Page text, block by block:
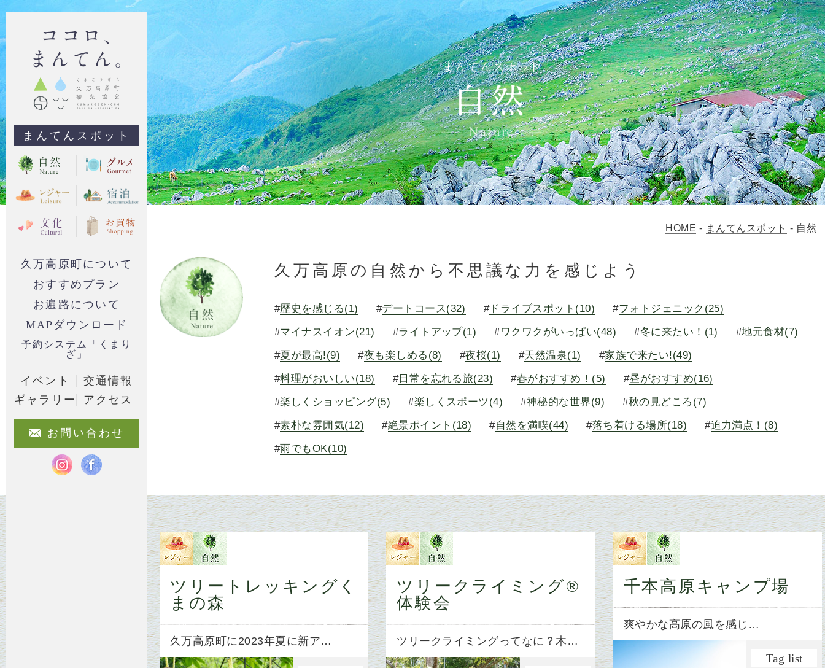
まんてんスポット
久万高原町について
おすすめプラン
お遍路について
MAPダウンロード
予約システム「くまり
ざ」
イベント
交通情報
ギャラリー
アクセス
お問い合わせ
HOME - まんてんスポット - 自然
久万高原の自然から不思議な力を感じよう
#歴史を感じる(1) #デートコース(32) #ドライブスポット(10) #フォトジェニック(25)
#マイナスイオン(21) #ライトアップ(1) #ワクワクがいっぱい(48) #冬に来たい！(1) #地元食材(7)
#夏が最高!(9) #夜も楽しめる(8) #夜桜(1) #天然温泉(1) #家族で来たい!(49)
#料理がおいしい(18) #日常を忘れる旅(23) #春がおすすめ！(5) #昼がおすすめ(16)
#楽しくショッピング(5) #楽しくスポーツ(4) #神秘的な世界(9) #秋の見どころ(7)
#素朴な雰囲気(12) #絶景ポイント(18) #自然を満喫(44) #落ち着ける場所(18) #迫力満点！(8)
#雨でもOK(10)
ツリートレッキングく
まの森
久万高原町に2023年夏に新ア…
ツリークライミング®
体験会
ツリークライミングってなに？木…
千本高原キャンプ場
爽やかな高原の風を感じ…
Tag list